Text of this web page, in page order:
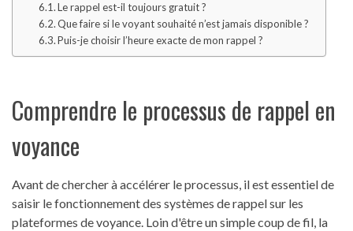
Le rappel est-il toujours gratuit ?
Que faire si le voyant souhaité n’est jamais disponible ?
Puis-je choisir l’heure exacte de mon rappel ?
Comprendre le processus de rappel en
voyance
Avant de chercher à accélérer le processus, il est essentiel de
saisir le fonctionnement des systèmes de rappel sur les
plateformes de voyance. Loin d'être un simple coup de fil, la